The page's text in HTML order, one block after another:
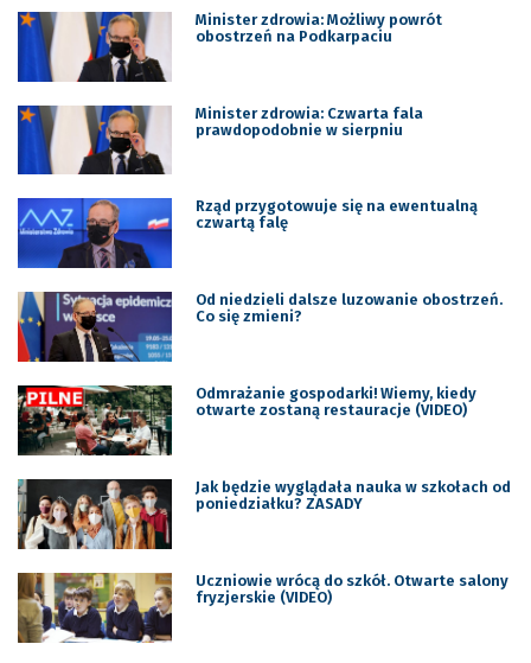
Minister zdrowia: Możliwy powrót
obostrzeń na Podkarpaciu
Minister zdrowia: Czwarta fala
prawdopodobnie w sierpniu
Rząd przygotowuje się na ewentualną
czwartą falę
Od niedzieli dalsze luzowanie obostrzeń.
Co się zmieni?
Odmrażanie gospodarki! Wiemy, kiedy
otwarte zostaną restauracje (VIDEO)
Jak będzie wyglądała nauka w szkołach od
poniedziałku? ZASADY
Uczniowie wrócą do szkół. Otwarte salony
fryzjerskie (VIDEO)